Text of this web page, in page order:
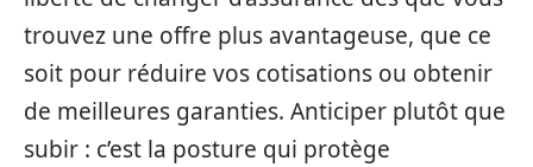
trouvez une offre plus avantageuse, que ce
soit pour réduire vos cotisations ou obtenir
de meilleures garanties. Anticiper plutôt que
subir : c’est la posture qui protège